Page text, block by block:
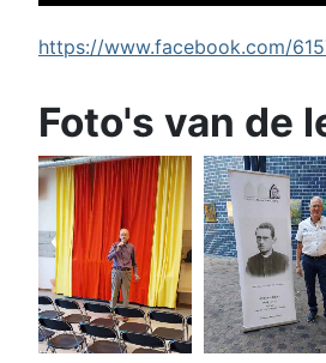
https://www.facebook.com/
Foto's van de